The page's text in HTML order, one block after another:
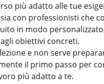
più adatto alle tue
con professionisti che
in modo
obiettivi concreti.
e non serve
il primo passo per
più adatto a te.